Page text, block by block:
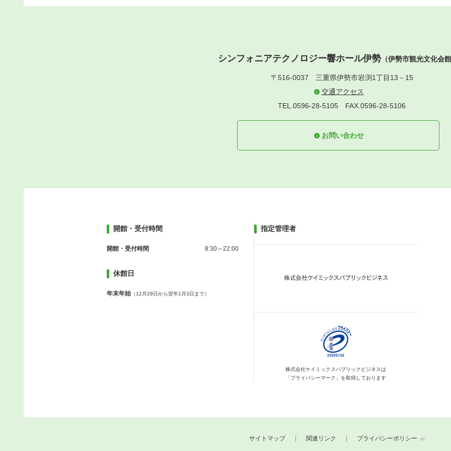
シンフォニアテクノロジー響ホール伊勢 （伊勢市観光文化会
〒516-0037 三重県伊勢市岩渕1丁目13－15
交通アクセス
TEL.0596-28-5105 FAX.0596-28-5106
お問い合わせ
開館・受付時間
開館・受付時間 8:30～22:00
休館日
年末年始 （12月29日から翌年1月3日まで）
指定管理者
株式会社ケイミックス パブリックビジネスは
「プライバシーマーク」を取得しております
サイトマップ 関連リンク プライバシーポリシー